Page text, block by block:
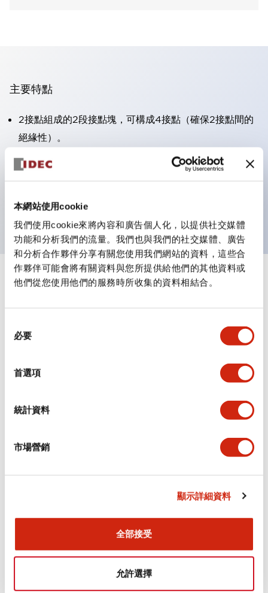
本網站使用cookie
我們使用cookie來將內容和廣告個人化，以提供社交媒體
功能和分析我們的流量。我們也與我們的社交媒體、廣告
和分析合作夥伴分享有關您使用我們網站的資料，這些合
作夥伴可能會將有關資料與您所提供給他們的其他資料或
他們從您使用他們的服務時所收集的資料相結合。
必要
首選項
統計資料
市場營銷
顯示詳細資料
全部接受
允許選擇
主要特點
2接點組成的2段接點塊，可構成4接點（確保2接點間的
絕緣性）。
面板深度39.9mm（※11段接點塊）、59.9mm（※22段
接點塊）。可實現省空間設計。
防護結構
規格
審美規範
環境規範
功能規格
機械規格
型錄和宣傳手冊 CAD檔 認證與標準